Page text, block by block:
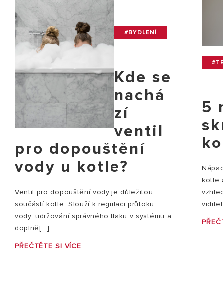
#BYDLENÍ
Kde se
nachá
zí
ventil
pro dopouštění
vody u kotle?
Ventil pro dopouštění vody je důležitou
součástí kotle. Slouží k regulaci průtoku
vody, udržování správného tlaku v systému a
doplně[...]
PŘEČTĚTE SI VÍCE
5
kotle